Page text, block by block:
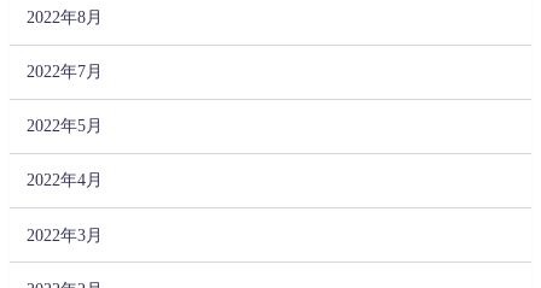
2022年8月
2022年7月
2022年5月
2022年4月
2022年3月